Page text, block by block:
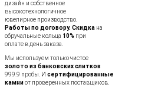
дизайн и собственное
высокотехнологичное
ювелирное производство.
Работы по договору. Скидка на
обручальные кольца 10% при
оплате в день заказа.
Мы используем только чистое
золото из банковских слитков
999.9 пробы. И сертифицированные
камниот проверенных поставщиков.